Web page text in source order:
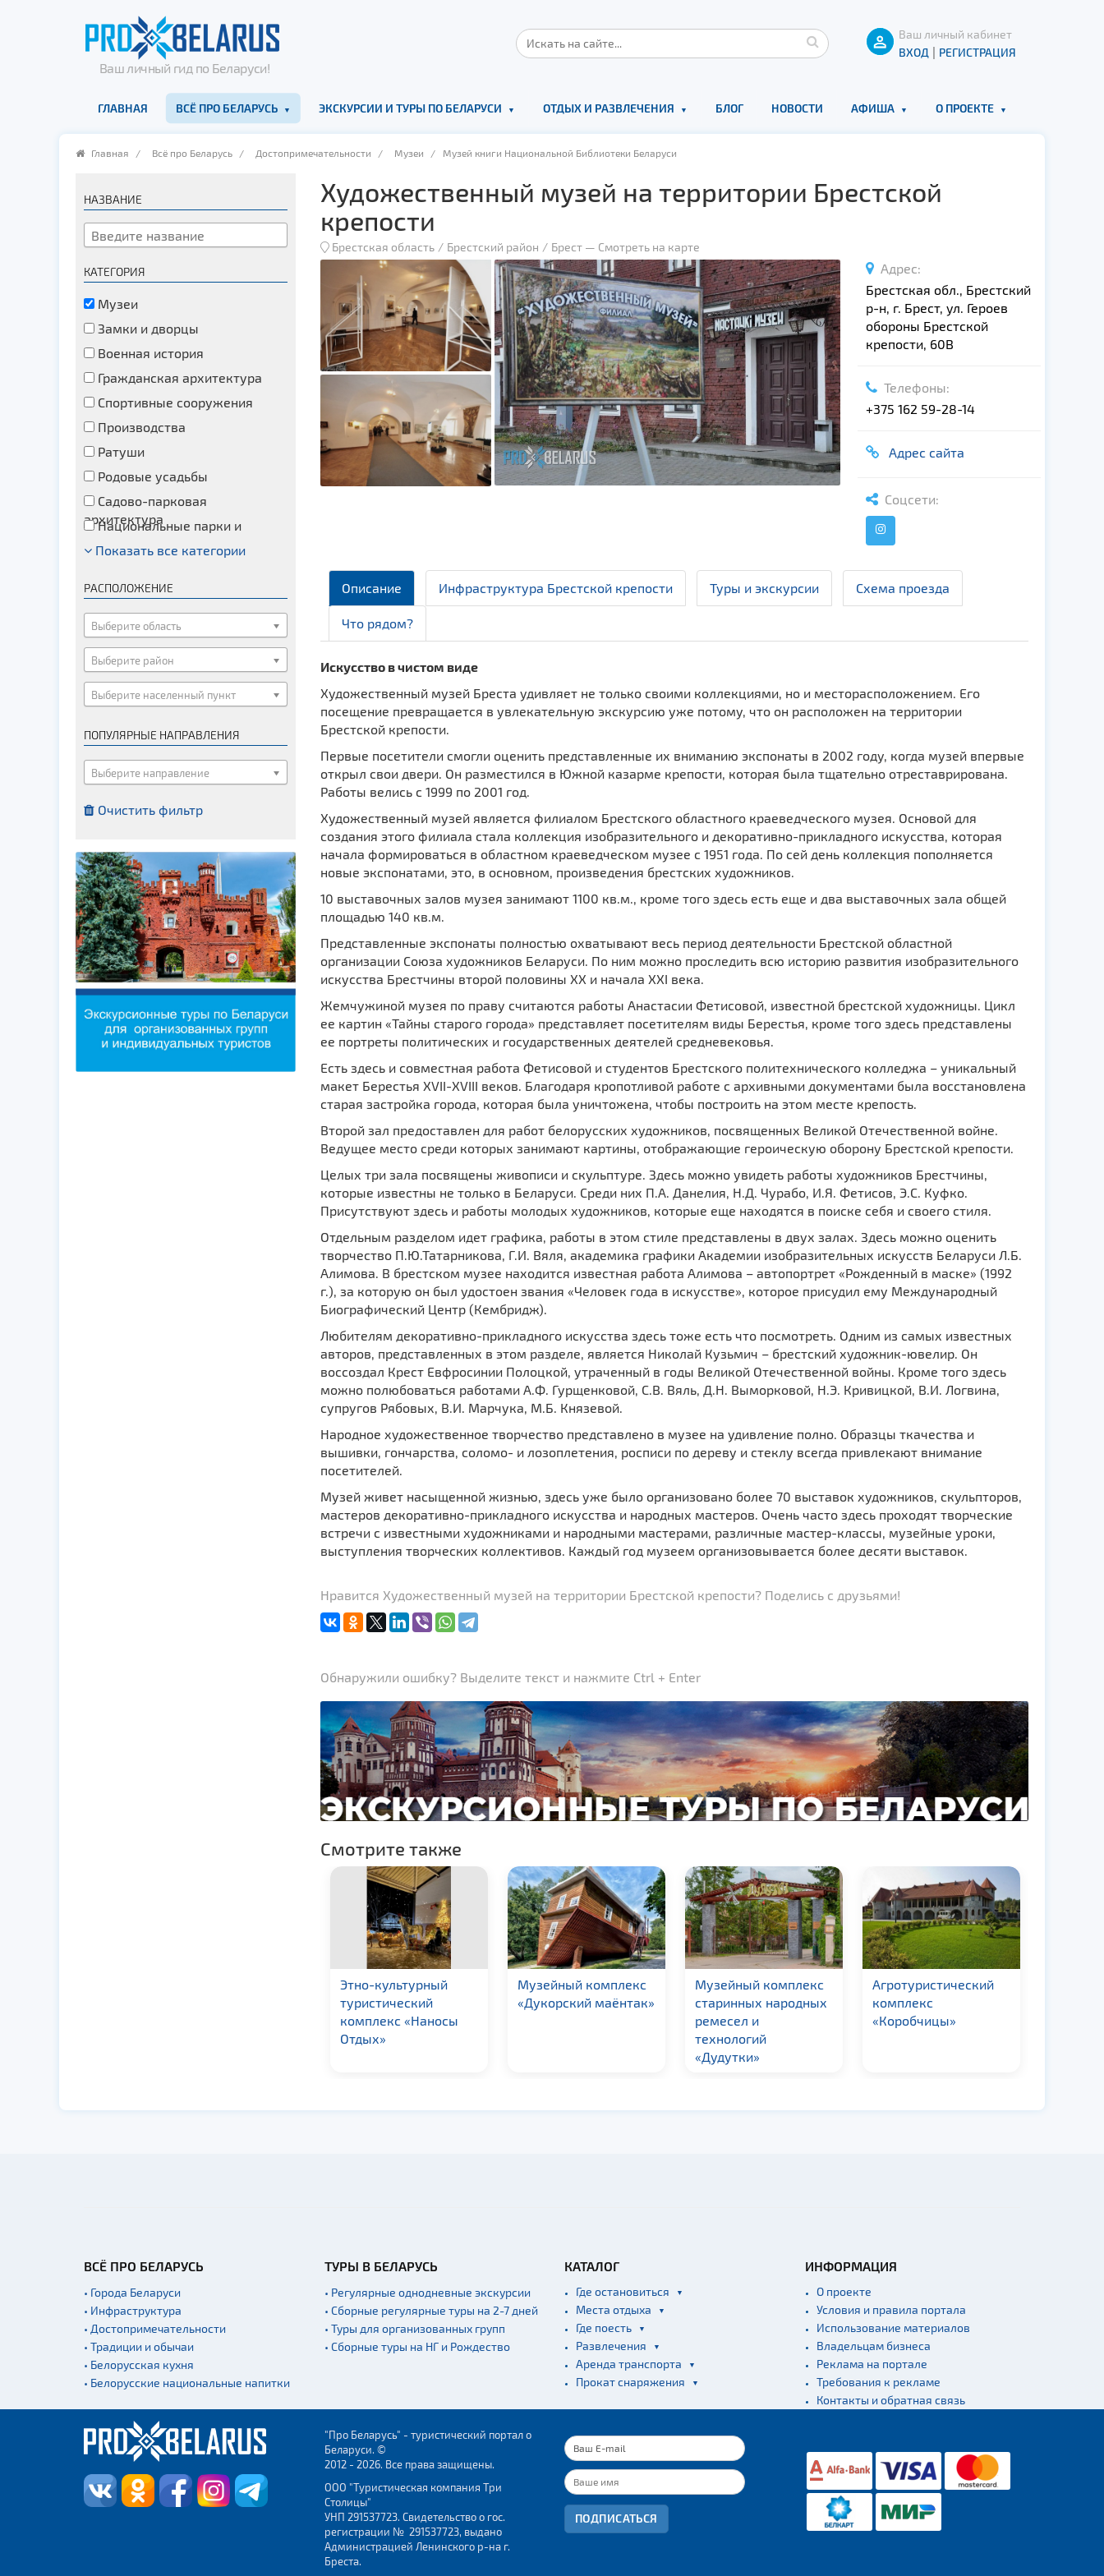
Ваш личный гид по Беларуси!
Ваш личный кабинет
ВХОД | РЕГИСТРАЦИЯ
ГЛАВНАЯ ВСЁ ПРО БЕЛАРУСЬ ЭКСКУРСИИ И ТУРЫ ПО БЕЛАРУСИ ОТДЫХ И РАЗВЛЕЧЕНИЯ БЛОГ НОВОСТИ АФИША О ПРОЕКТЕ
Главная / Всё про Беларусь / Достопримечательности / Музеи / Музей книги Национальной Библиотеки Беларуси
НАЗВАНИЕ
КАТЕГОРИЯ
Музеи
Замки и дворцы
Военная история
Гражданская архитектура
Спортивные сооружения
Производства
Ратуши
Родовые усадьбы
Садово-парковая
архитектура
Национальные парки и
заказники
Озера и водоемы
Памятники археологии
Памятники геодезии
Памятники природы
Памятники известным людям
Церкви
Костелы
Мечети
Кладбище
Культурные центры
Театры
Галереи
Концертные залы
Показать все категории
РАСПОЛОЖЕНИЕ
Выберите область
Выберите район
Выберите населенный пункт
ПОПУЛЯРНЫЕ НАПРАВЛЕНИЯ
Выберите направление
Очистить фильтр
Художественный музей на территории Брестской
крепости
Брестская область Брестский район Брест— Смотреть на карте
Адрес:
Брестская обл., Брестский
р-н, г. Брест, ул. Героев
обороны Брестской
крепости, 60В
Телефоны:
+375 162 59-28-14
Адрес сайта
Соцсети:
Описание Инфраструктура Брестской крепости Туры и экскурсии Схема проезда
Что рядом?
Искусство в чистом виде
Художественный музей Бреста удивляет не только своими коллекциями, но и месторасположением. Его
посещение превращается в увлекательную экскурсию уже потому, что он расположен на территории
Брестской крепости.
Первые посетители смогли оценить представленные их вниманию экспонаты в 2002 году, когда музей впервые
открыл свои двери. Он разместился в Южной казарме крепости, которая была тщательно отреставрирована.
Работы велись с 1999 по 2001 год.
Художественный музей является филиалом Брестского областного краеведческого музея. Основой для
создания этого филиала стала коллекция изобрaзительного и декорaтивно-прикладного искусствa, которая
начала формироваться в областном краеведческом музее с 1951 года. По сей день коллекция пополняется
новые экспонатами, это, в основном, произведения брестских художников.
10 выставочных залов музея занимают 1100 кв.м., кроме того здесь есть еще и два выставочных зала общей
площадью 140 кв.м.
Представленные экспонаты полностью охватывают весь период деятельности Брестскoй областной
организaции Союза художников Белaруси. По ним можно проследить всю историю рaзвития изобразительного
искусствa Брестчины втoрой полoвины ХХ и начaла ХХІ векa.
Жемчужиной музея по праву считаются работы Анастасии Фетисовой, известной брестской художницы. Цикл
ее картин «Тайны старого города» представляет посетителям виды Берестья, кроме того здесь представлены
ее портреты политических и государственных деятелей средневековья.
Есть здесь и совместная работа Фетисовой и студентов Брестского политехнического колледжа – уникальный
макет Берестья XVII-XVIII веков. Благодаря кропотливой работе с архивными документами была восстановлена
старая застройка города, которая была уничтожена, чтобы построить на этом месте крепость.
Второй зал предоставлен для работ белорусских художников, посвященных Великой Отечественной войне.
Ведущее место среди которых занимают картины, отображающие героическую оборону Брестской крепости.
Целых три залa посвящены живописи и скульптурe. Здесь можно увидеть работы художников Брестчины,
которые известны не только в Беларуси. Среди них П.А. Данелия, Н.Д. Чурабо, И.Я. Фетисов, Э.С. Куфко.
Присутствуют здесь и работы молодых художников, которые еще находятся в поиске себя и своего стиля.
Отдельным разделом идет графика, работы в этом стиле представлены в двух залах. Здесь можно оценить
творчество П.Ю.Татарникова, Г.И. Вяля, академика графики Академии изобразительных искусств Беларуси Л.Б.
Алимова. В брестском музее находится известная работа Алимова – aвтопортрет «Рожденный в маске» (1992
г.), за которую он был удостоен звaния «Человек года в искусстве», которое присудил ему Международный
Биографический Центр (Кембридж).
Любителям декоративно-прикладного искусства здесь тоже есть что посмотреть. Одним из самых известных
авторов, представленных в этом разделе, является Николай Кузьмич – брестский художник-ювелир. Он
воссоздал Крест Евфросинии Полоцкой, утраченный в годы Великой Отечественной войны. Кроме того здесь
можно полюбоваться работами А.Ф. Гурщенковой, С.В. Вяль, Д.Н. Выморковой, Н.Э. Кривицкой, В.И. Логвина,
супругов Рябовых, В.И. Марчука, М.Б. Князевой.
Народное художественное творчество представлено в музее на удивление полно. Образцы ткачества и
вышивки, гончарства, соломо- и лозоплетения, росписи по дереву и стеклу всегда привлекают внимание
посетителей.
Музей живет насыщенной жизнью, здесь уже было организoвано более 70 выстaвок художников, скульптoров,
мaстеров декорaтивно-прикладного искусствa и народных мaстеров. Очень часто здесь проходят творческие
встречи с известными художниками и народными мастерами, различные мастер-классы, музейные урoки,
выступления твoрческих коллективoв. Каждый год музеем организовывается более десяти выставок.
Нравится Художественный музей на территории Брестской крепости? Поделись с друзьями!
Обнаружили ошибку? Выделите текст и нажмите Ctrl + Enter
Смотрите также
Этно-культурный
туристический
комплекс «Наносы
Отдых»
Музейный комплекс
«Дукорский маёнтак»
Музейный комплекс
старинных народных
ремесел и
технологий
«Дудутки»
Агротуристический
комплекс
«Коробчицы»
ВСЁ ПРО БЕЛАРУСЬ
• Города Беларуси
• Инфраструктура
• Достопримечательности
• Традиции и обычаи
• Белорусская кухня
• Белорусские национальные напитки
ТУРЫ В БЕЛАРУСЬ
• Регулярные однодневные экскурсии
• Сборные регулярные туры на 2-7 дней
• Туры для организованных групп
• Сборные туры на НГ и Рождество
КАТАЛОГ
Где остановиться
Места отдыха
Где поесть
Развлечения
Аренда транспорта
Прокат снаряжения
ИНФОРМАЦИЯ
О проекте
Условия и правила портала
Использование материалов
Владельцам бизнеса
Реклама на портале
Требования к рекламе
Контакты и обратная связь
"Про Беларусь" - туристический портал о
Беларуси. ©
2012 - 2026. Все права защищены.
ООО "Туристическая компания Три
Столицы"
УНП 291537723. Свидетельство о гос.
регистрации № 291537723, выдано
Администрацией Ленинского р-на г.
Бреста.
ПОДПИСАТЬСЯ